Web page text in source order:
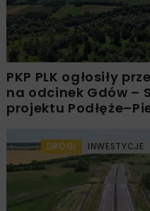
PKP PLK ogłosiły
na odcinek Gdów –
projektu
DROGI INWESTYCJE